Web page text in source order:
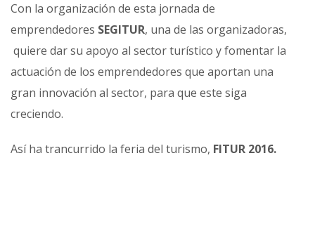
Con la organización de esta jornada de
emprendedores SEGITUR, una de las organizadoras,
quiere dar su apoyo al sector turístico y fomentar la
actuación de los emprendedores que aportan una
gran innovación al sector, para que este siga
creciendo.
Así ha trancurrido la feria del turismo, FITUR 2016.